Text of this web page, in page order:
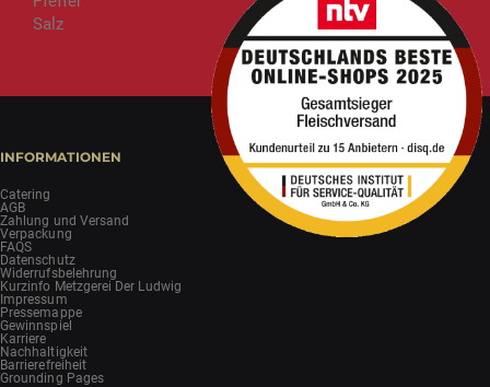
Salz
INFORMATIONEN
Catering
AGB
Zahlung und Versand
Verpackung
FAQS
Datenschutz
Widerrufsbelehrung
Kurzinfo Metzgerei Der Ludwig
Impressum
Pressemappe
Gewinnspiel
Karriere
Nachhaltigkeit
Barrierefreiheit
Grounding Pages